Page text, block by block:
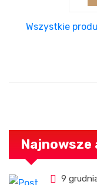
Wszystkie
Najnowsze
9